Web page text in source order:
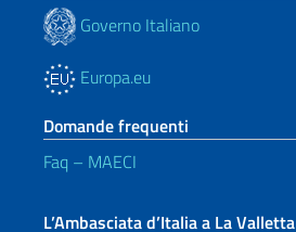
Governo Italiano
Europa.eu
Domande frequenti
Faq – MAECI
L’Ambasciata d’Italia a La Valletta